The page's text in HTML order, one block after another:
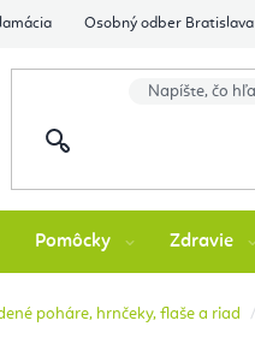
Osobný odber Bratislava
Pomôcky Zdravie
poháre, hrnčeky, flaše a riad